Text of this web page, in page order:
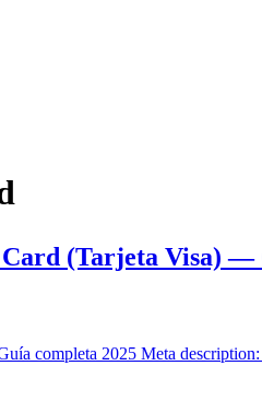
(Tarjeta Visa) —
completa 2025 Meta